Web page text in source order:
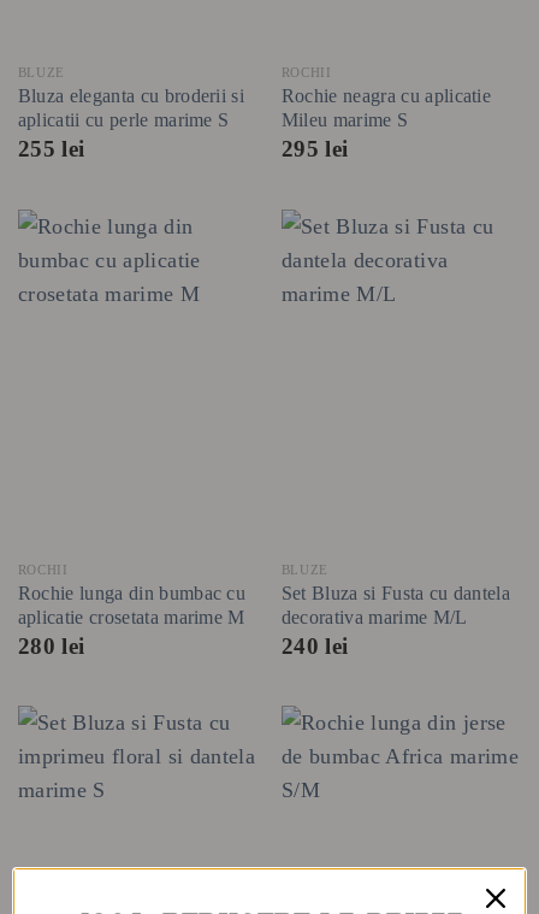
BLUZE
Bluza eleganta cu broderii si
aplicatii cu perle marime S
255lei
ROCHII
Rochie neagra cu aplicatie
Mileu marime S
295lei
ROCHII
Rochie lunga din bumbac cu
aplicatie crosetata marime M
280lei
BLUZE
Set Bluza si Fusta cu dantela
decorativa marime M/L
240lei